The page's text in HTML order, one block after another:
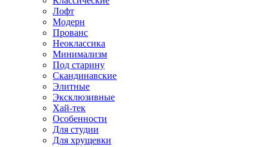
Лофт
Модерн
Прованс
Неоклассика
Минимализм
Под старину
Скандинавские
Элитные
Эксклюзивные
Хай-тек
Особенности
Для студии
Для хрущевки